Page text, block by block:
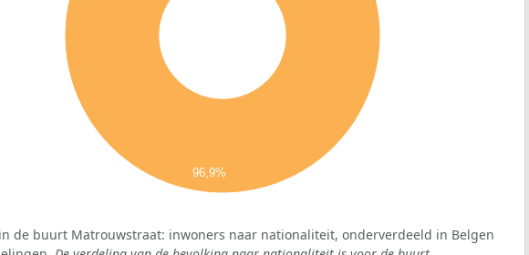
96,9%
de buurt Matrouwstraat: inwoners naar nationaliteit, onderverdeeld in Belgen